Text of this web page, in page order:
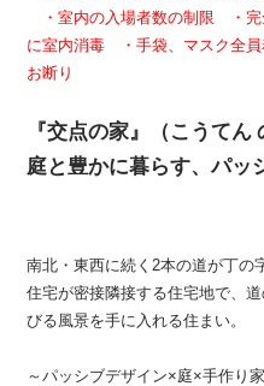
・室内の入場者数の制限 ・
に室内消毒 ・手袋、マスク全
お断り
『交点の家』（こうてん
庭と豊かに暮らす、パッ
南北・東西に続く2本の道が丁の
住宅が密接隣接する住宅地で、
びる風景を手に入れる住まい。
～パッシブデザイン×庭×手作り